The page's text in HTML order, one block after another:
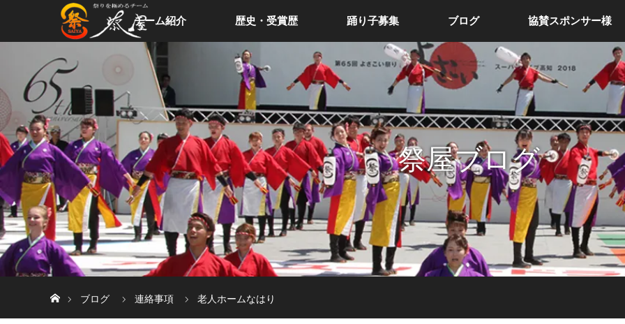
チーム紹介 歴史・受賞歴 踊り子募集 ブログ 協賛スポンサー様
祭屋ブログ
ブログ
連絡事項 老人ホームなはり